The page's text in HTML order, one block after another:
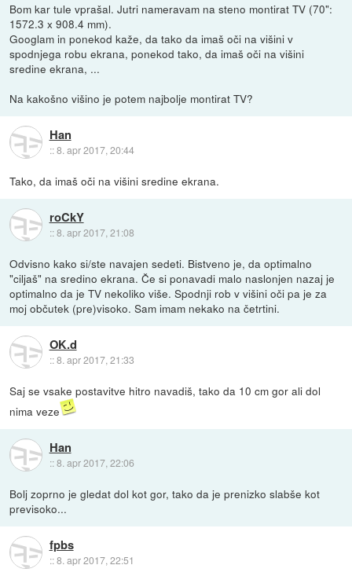
Bom kar tule vprašal. Jutri nameravam na steno montirat TV (70":
1572.3 x 908.4 mm).
Googlam in ponekod kaže, da tako da imaš oči na višini v
spodnjega robu ekrana, ponekod tako, da imaš oči na višini
sredine ekrana, ...
Na kakošno višino je potem najbolje montirat TV?
Han
::8. apr 2017, 20:44
Tako, da imaš oči na višini sredine ekrana.
roCkY
::8. apr 2017, 21:08
Odvisno kako si/ste navajen sedeti. Bistveno je, da optimalno
"ciljaš" na sredino ekrana. Če si ponavadi malo naslonjen nazaj je
optimalno da je TV nekoliko više. Spodnji rob v višini oči pa je za
moj občutek (pre)visoko. Sam imam nekako na četrtini.
OK.d
::8. apr 2017, 21:33
Saj se vsake postavitve hitro navadiš, tako da 10 cm gor ali dol
nima veze
Han
::8. apr 2017, 22:06
Bolj zoprno je gledat dol kot gor, tako da je prenizko slabše kot
previsoko...
fpbs
::8. apr 2017, 22:51